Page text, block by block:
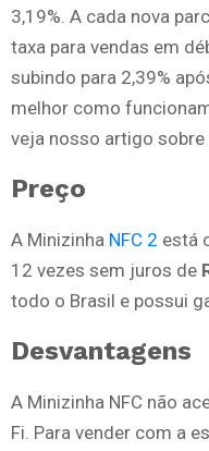
3,19%. A cada nova
taxa para vendas em
subindo para 2,39%
melhor como
veja nosso artigo sobre
Preço
A Minizinha NFC 2 está
12 vezes sem juros de
todo o Brasil e possui
Desvantagens
A Minizinha NFC não
Fi. Para vender com a